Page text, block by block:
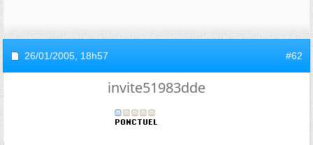
26/01/2005, 18h57 #62
invite51983dde